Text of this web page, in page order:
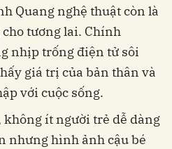
Quang nghệ thuật còn là
tương lai. Chính
nhịp trống điện tử sôi
giá trị của bản thân và
với cuộc sống.
ít người trẻ dễ dàng
nhưng hình ảnh cậu bé